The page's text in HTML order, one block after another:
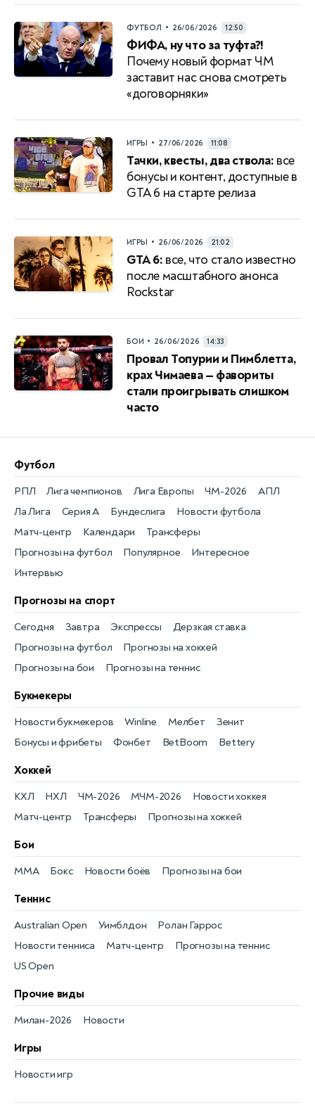
ФУТБОЛ • 26/06/2026 12:50
ФИФА, ну что за туфта?!
Почему новый формат ЧМ
заставит нас снова смотреть
«договорняки»
ИГРЫ • 27/06/2026 11:08
Тачки, квесты, два ствола: все
бонусы и контент, доступные в
GTA 6 на старте релиза
ИГРЫ • 26/06/2026 21:02
GTA 6: все, что стало известно
после масштабного анонса
Rockstar
БОИ • 26/06/2026 14:33
Провал Топурии и Пимблетта,
крах Чимаева — фавориты
стали проигрывать слишком
часто
Футбол
Новости футбола
РПЛ
Матч-центр
Лига чемпионов
Календари
Лига Европы
Трансферы
ЧМ-2026
Прогнозы на футбол
АПЛ
Популярное
Ла Лига
Интересное
Серия А
Интервью
Бундеслига
Прогнозы на спорт
Прогнозы на футбол
Сегодня
Прогнозы на хоккей
Завтра
Прогнозы на бои
Экспрессы
Прогнозы на теннис
Дерзкая ставка
Букмекеры
Бонусы и фрибеты
Новости букмекеров
Фонбет
Winline
BetBoom
Мелбет
Bettery
Зенит
Хоккей
Новости хоккея
КХЛ
Матч-центр
НХЛ
Трансферы
ЧМ-2026
Прогнозы на хоккей
МЧМ-2026
Бои
Новости боёв
MMA Прогнозы на бои
Бокс
Теннис
Новости тенниса
Australian Open
Матч-центр
Уимблдон
Прогнозы на теннис
Ролан Гаррос
US Open
Прочие виды
Новости
Милан-2026
Игры
Новости игр